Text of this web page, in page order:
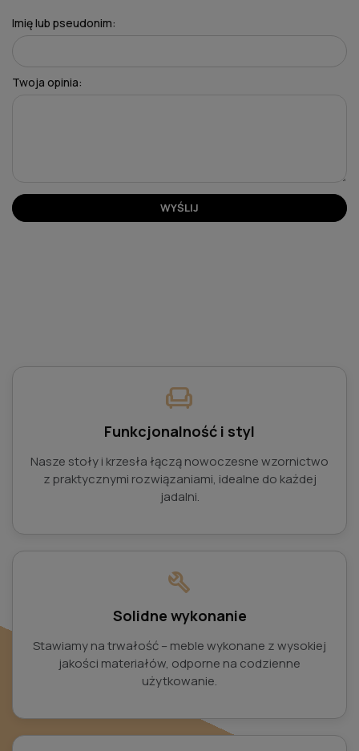
Imię lub pseudonim:
Twoja opinia:
WYŚLIJ
chair
Funkcjonalność i styl
Nasze stoły i krzesła łączą nowoczesne wzornictwo
z praktycznymi rozwiązaniami, idealne do każdej
jadalni.
build
Solidne wykonanie
Stawiamy na trwałość – meble wykonane z wysokiej
jakości materiałów, odporne na codzienne
użytkowanie.